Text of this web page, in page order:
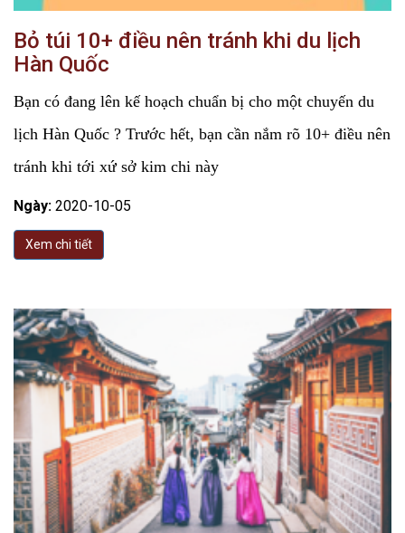
Bỏ túi 10+ điều nên tránh khi du lịch
Hàn Quốc
Bạn có đang lên kế hoạch chuẩn bị cho một chuyến du
lịch Hàn Quốc ? Trước hết, bạn cần nắm rõ 10+ điều nên
tránh khi tới xứ sở kim chi này
Ngày: 2020-10-05
Xem chi tiết